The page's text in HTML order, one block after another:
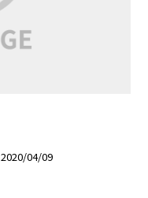
2020/04/09